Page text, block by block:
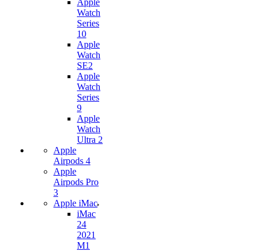
Apple
Watch
Series
10
Apple
Watch
SE2
Apple
Watch
Series
9
Apple
Watch
Ultra 2
Apple
Airpods 4
Apple
Airpods Pro
3
Apple iMac
iMac
24
2021
M1